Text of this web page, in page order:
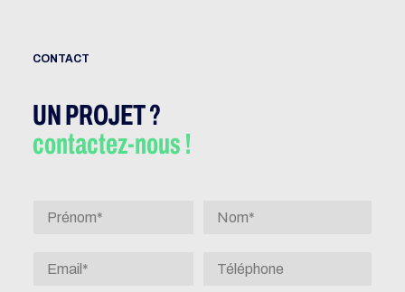
CONTACT
UN PROJET ?
contactez-nous !